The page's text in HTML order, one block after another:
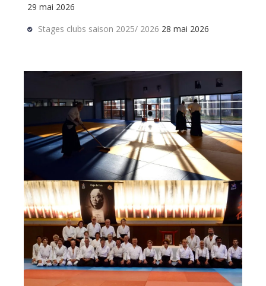
29 mai 2026
Stages clubs saison 2025/ 2026 28 mai 2026